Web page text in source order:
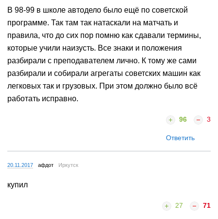
В 98-99 в школе автодело было ещё по советской
программе. Так там так натаскали на матчать и
правила, что до сих пор помню как сдавали термины,
которые учили наизусть. Все знаки и положения
разбирали с преподавателем лично. К тому же сами
разбирали и собирали агрегаты советских машин как
легковых так и грузовых. При этом должно было всё
работать исправно.
96 3
Ответить
20.11.2017 афдот Иркутск
купил
27 71